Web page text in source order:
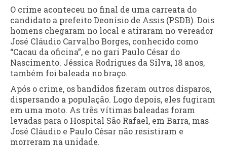
O crime aconteceu no final de uma carreata do
candidato a prefeito Deonísio de Assis (PSDB). Dois
homens chegaram no local e atiraram no vereador
José Cláudio Carvalho Borges, conhecido como
“Cacau da oficina”, e no gari Paulo César do
Nascimento. Jéssica Rodrigues da Silva, 18 anos,
também foi baleada no braço.
Após o crime, os bandidos fizeram outros disparos,
dispersando a população. Logo depois, eles fugiram
em uma moto. As três vítimas baleadas foram
levadas para o Hospital São Rafael, em Barra, mas
José Cláudio e Paulo César não resistiram e
morreram na unidade.